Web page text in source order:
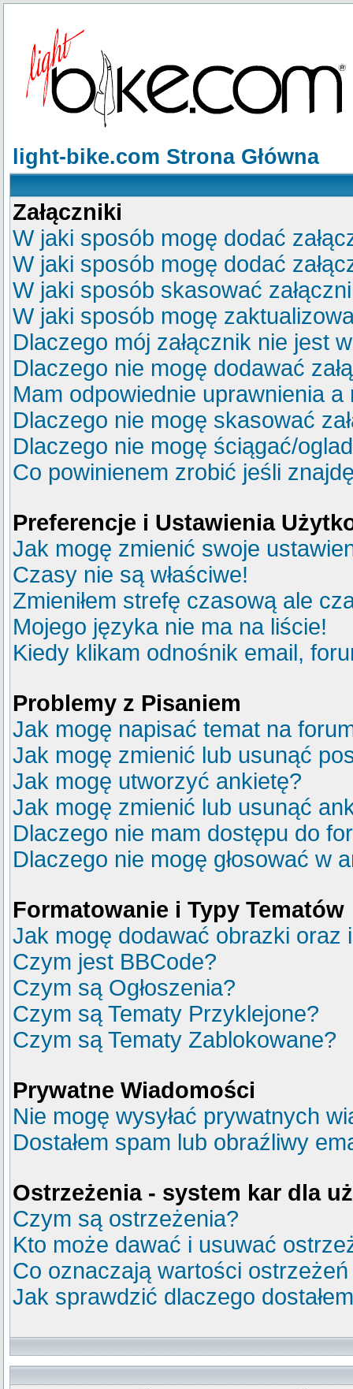
light-bike.com Strona Główna
Załączniki
W jaki sposób mogę dodać
W jaki sposób mogę dodać
W jaki sposób skasować
W jaki sposób mogę
Dlaczego mój załącznik nie jest
Dlaczego nie mogę dodawać
Mam odpowiednie uprawnienia
Dlaczego nie mogę skasować
Dlaczego nie mogę ściągać/
Co powinienem zrobić jeśli
Preferencje i Ustawienia
Jak mogę zmienić swoje
Czasy nie są właściwe!
Zmieniłem strefę czasową ale
Mojego języka nie ma na liście!
Kiedy klikam odnośnik email,
Problemy z Pisaniem
Jak mogę napisać temat na
Jak mogę zmienić lub usunąć
Jak mogę utworzyć ankietę?
Jak mogę zmienić lub usunąć
Dlaczego nie mam dostępu do
Dlaczego nie mogę głosować w
Formatowanie i Typy Tematów
Jak mogę dodawać obrazki oraz
Czym jest BBCode?
Czym są Ogłoszenia?
Czym są Tematy Przyklejone?
Czym są Tematy Zablokowane?
Prywatne Wiadomości
Nie mogę wysyłać prywatnych
Dostałem spam lub obraźliwy
Ostrzeżenia - system kar dla
Czym są ostrzeżenia?
Kto może dawać i usuwać
Co oznaczają wartości
Jak sprawdzić dlaczego